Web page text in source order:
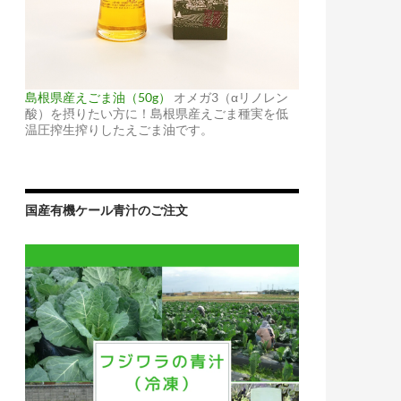
島根県産えごま油（50g）
オメガ3（αリノレン
酸）を摂りたい方に！島根県産えごま種実を低
温圧搾生搾りしたえごま油です。
国産有機ケール青汁のご注文